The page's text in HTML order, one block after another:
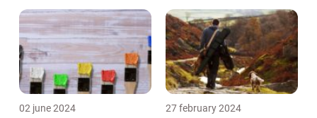
02 june 2024 27 february 2024